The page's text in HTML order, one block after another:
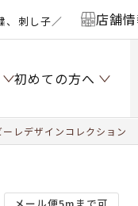
、刺し子／ 店舗
初めての方へ
レデザインコレクション